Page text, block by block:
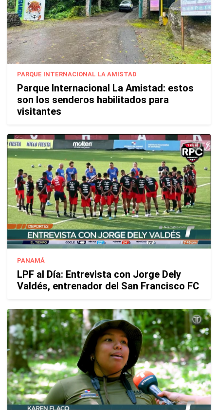
PARQUE INTERNACIONAL LA AMISTAD
Parque Internacional La Amistad: estos
son los senderos habilitados para
visitantes
PANAMÁ
LPF al Día: Entrevista con Jorge Dely
Valdés, entrenador del San Francisco FC